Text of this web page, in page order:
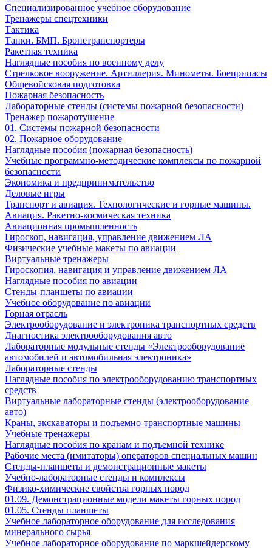
Специализированное учебное оборудование
Тренажеры спецтехники
Тактика
Танки. БМП. Бронетранспортеры
Ракетная техника
Наглядные пособия по военному делу
Стрелковое вооружение. Артиллерия. Минометы. Боеприпасы
Общевойсковая подготовка
Пожарная безопасность
Лабораторные стенды (системы пожарной безопасности)
Тренажер пожаротушение
01. Системы пожарной безопасности
02. Пожарное оборудование
Наглядные пособия (пожарная безопасность)
Учебные программно-методические комплексы по пожарной
безопасности
Экономика и предпринимательство
Деловые игры
Транспорт и авиация. Технологические и горные машины.
Авиация. Ракетно-космическая техника
Авиационная промышленность
Гироскоп, навигация, управление движением ЛА
Физические учебные макеты по авиации
Виртуальные тренажеры
Гироскопия, навигация и управление движением ЛА
Наглядные пособия по авиации
Стенды-планшеты по авиации
Учебное оборудование по авиации
Горная отрасль
Электрооборудование и электроника транспортных средств
Диагностика электрооборудования авто
Лабораторные модульные стенды «Электрооборудование
автомобилей и автомобильная электроника»
Лабораторные стенды
Наглядные пособия по электрооборудованию транспортных
средств
Виртуальные лабораторные стенды (электрооборудование
авто)
Краны, экскаваторы и подъемно-транспортные машины
Учебные тренажеры
Наглядные пособия по кранам и подъемной технике
Рабочие места (имитаторы) операторов специальных машин
Стенды-планшеты и демонстрационные макеты
Учебно-лабораторные стенды и комплексы
Физико-химические свойства горных пород
01.09. Демонстрационные модели макеты горных пород
01.05. Стенды планшеты
Учебное лабораторное оборудование для исследования
минерального сырья
Учебное лабораторное оборудование по маркшейдерскому